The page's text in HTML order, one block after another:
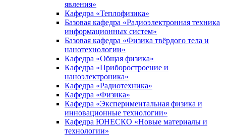
явления»
Кафедра «Теплофизика»
Базовая кафедра «Радиоэлектронная техника
информационных систем»
Базовая кафедра «Физика твёрдого тела и
нанотехнологии»
Кафедра «Общая физика»
Кафедра «Приборостроение и
наноэлектроника»
Кафедра «Радиотехника»
Кафедра «Физика»
Кафедра «Экспериментальная физика и
инновационные технологии»
Кафедра ЮНЕСКО «Новые материалы и
технологии»